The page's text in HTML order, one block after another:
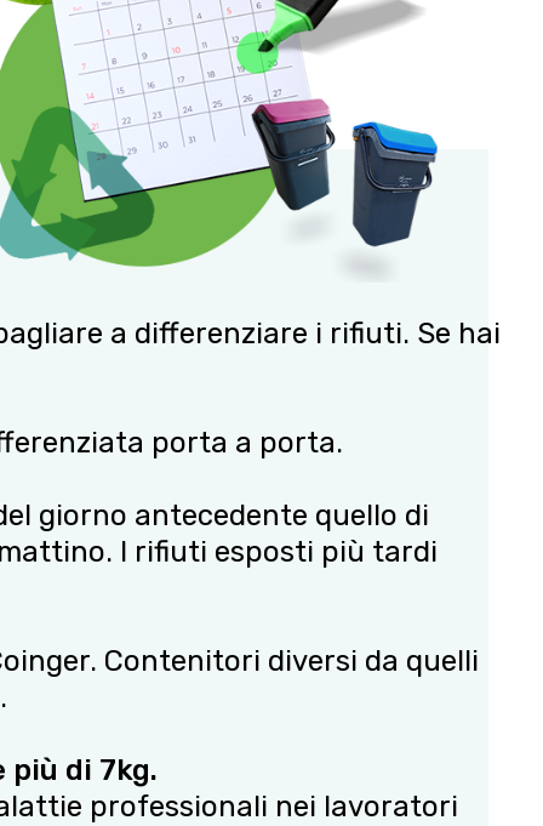
a differenziare i rifiuti. Se hai
porta a porta.
giorno antecedente quello di
I rifiuti esposti più tardi
Contenitori diversi da quelli
più di 7kg.
professionali nei lavoratori